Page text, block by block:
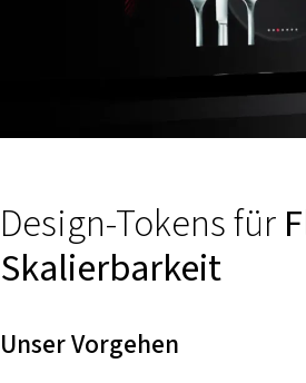
Design-Tokens für
Skalierbarkeit
Unser Vorgehen